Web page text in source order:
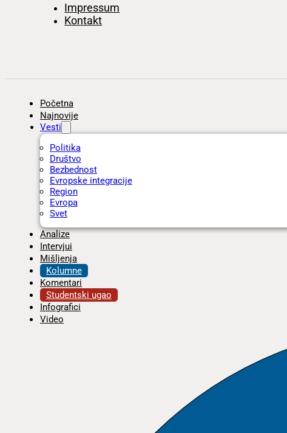
Impressum
Kontakt
Početna
Najnovije
Vesti
Politika
Društvo
Bezbednost
Evropske integracije
Region
Evropa
Svet
Analize
Intervjui
Mišljenja
Kolumne
Komentari
Studentski ugao
Infografici
Video